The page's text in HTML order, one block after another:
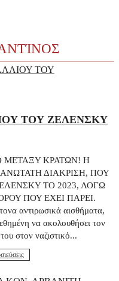
ΤΟΥ ΖΕΛΕΝΣΚΥ
ΜΕΤΑΞΥ ΚΡΑΤΩΝ! Η
ΔΙΑΚΡΙΣΗ, ΠΟΥ
ΤΟ 2023, ΛΟΓΩ
ΠΟΥ ΕΧΕΙ ΠΑΡΕΙ.
αντιρωσικά αισθήματα,
να ακολουθήσει τον
στον ναζιστικό...